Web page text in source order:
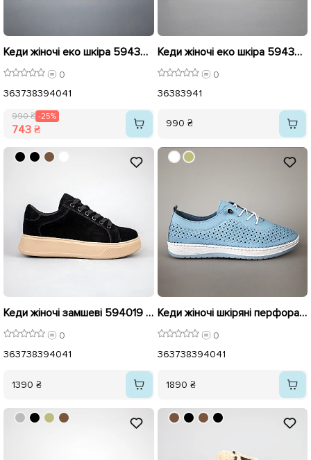
Кеди жіночі еко шкіра 594371 Темно Бежеві розпродаж
0
363738394041
990 ₴ -25%
743 ₴
Кеди жіночі еко шкіра 594369 Білі
0
36383941
990 ₴
Кеди жіночі замшеві 594019 Чорні
0
363738394041
1390 ₴
Кеди жіночі шкіряні перфорація 594311 Блакитні
0
363738394041
1890 ₴